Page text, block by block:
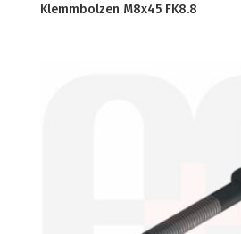
Klemmbolzen M8x45 FK8.8